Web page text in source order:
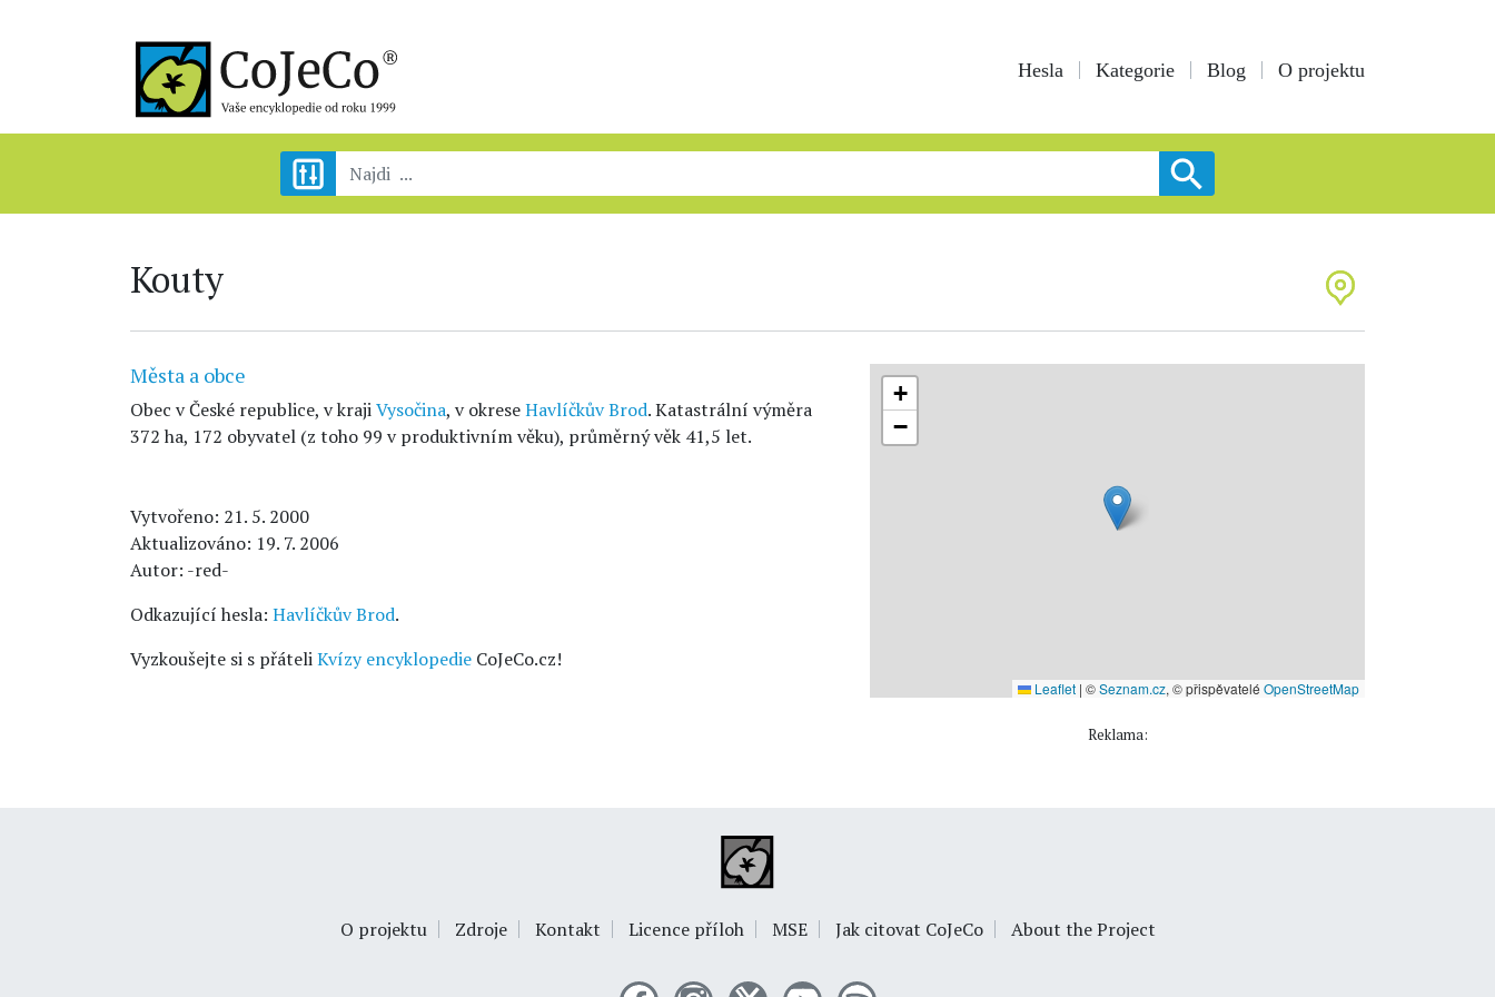
Hesla Kategorie Blog O projektu
Kouty
Města a obce
Obec v České republice, v krajiVysočina, v okreseHavlíčkův Brod. Katastrální výměra
372 ha, 172 obyvatel (z toho 99 v produktivním věku), průměrný věk 41,5 let.
Vytvořeno: 21. 5. 2000
Aktualizováno: 19. 7. 2006
Autor: -red-
Odkazující hesla: Havlíčkův Brod.
Vyzkoušejte si s přáteliKvízy encyklopedie CoJeCo.cz!
+
−
Leaflet | ©Seznam.cz, © přispěvatelé OpenStreetMap
Reklama:
O projektu Zdroje Kontakt Licence příloh MSE Jak citovat CoJeCo About the Project